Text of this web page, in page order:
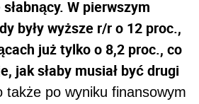
W pierwszym
były wyższe r/r o 12 proc.,
już tylko o 8,2 proc., co
jak słaby musiał być drugi
także po wyniku finansowym